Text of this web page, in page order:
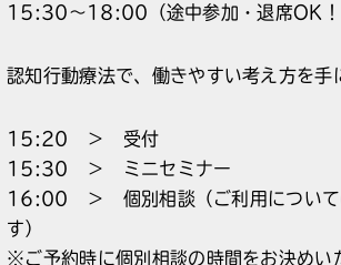
15:30～18:00（途中参加・退席OK！
認知行動療法で、働きやすい考え方を手
15:20 ＞ 受付
15:30 ＞ ミニセミナー
16:00 ＞ 個別相談（ご利用について
す）
※ご予約時に個別相談の時間をお決めい